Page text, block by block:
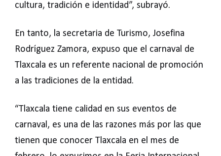
cultura, tradición e identidad”, subrayó.
En tanto, la secretaria de Turismo, Josefina
Rodríguez Zamora, expuso que el carnaval de
Tlaxcala es un referente nacional de promoción
a las tradiciones de la entidad.
“Tlaxcala tiene calidad en sus eventos de
carnaval, es una de las razones más por las que
tienen que conocer Tlaxcala en el mes de